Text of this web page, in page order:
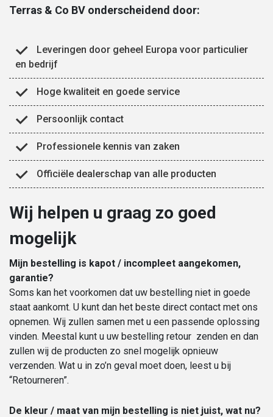
Terras & Co BV onderscheidend door:
Leveringen door geheel Europa voor particulier
en bedrijf
Hoge kwaliteit en goede service
Persoonlijk contact
Professionele kennis van zaken
Officiële dealerschap van alle producten
Wij helpen u graag zo goed
mogelijk
Mijn bestelling is kapot / incompleet aangekomen,
garantie?
Soms kan het voorkomen dat uw bestelling niet in goede
staat aankomt. U kunt dan het beste direct contact met ons
opnemen. Wij zullen samen met u een passende oplossing
vinden. Meestal kunt u uw bestelling retour zenden en dan
zullen wij de producten zo snel mogelijk opnieuw
verzenden. Wat u in zo’n geval moet doen, leest u bij
“Retourneren”.
De kleur / maat van mijn bestelling is niet juist, wat nu?